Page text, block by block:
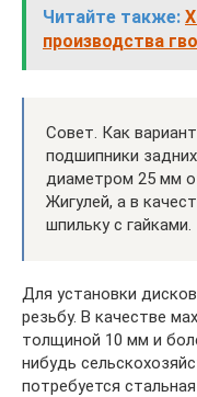
Читайте также:
производства
Совет. Как
подшипники
диаметром 25 мм
Жигулей, а в
шпильку с гайками.
Для установки
резьбу. В качестве
толщиной 10 мм и
нибудь
потребуется